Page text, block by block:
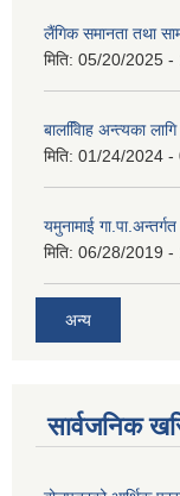
लैंगिक समानता तथा
मिति: 05/20/2025 -
बालवििाह अन्त्यका
मिति: 01/24/2024 -
यमुनामाई
मिति: 06/28/2019 -
अन्य
सार्वजनिक